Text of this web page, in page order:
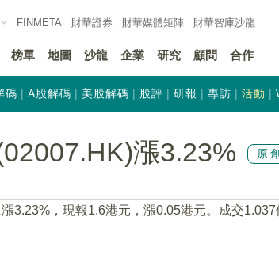
FINMETA 財華證券 財華媒體矩陣 財華智庫沙龍
榜單 地圖 沙龍 企業 研究 顧問 合作
碼 A股解碼 美股解碼 股評 研報 專訪 活動
漲3.23% 原創
3.23%，現報1.6港元，漲0.05港元。成交1.037